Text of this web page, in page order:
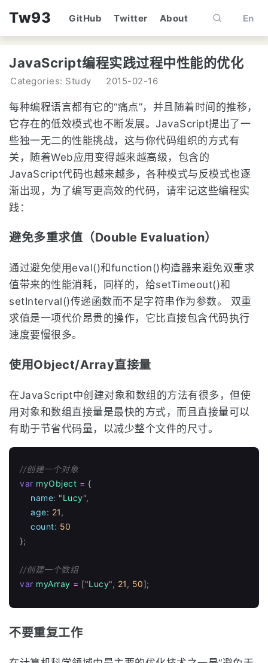
Tw93 GitHub Twitter About En
JavaScript编程实践过程中性能的优化
Categories: Study 2015-02-16
每种编程语言都有它的“痛点”，并且随着时间的推移，
它存在的低效模式也不断发展。JavaScript提出了一
些独一无二的性能挑战，这与你代码组织的方式有
关，随着Web应用变得越来越高级，包含的
JavaScript代码也越来越多，各种模式与反模式也逐
渐出现，为了编写更高效的代码，请牢记这些编程实
践：
避免多重求值（Double Evaluation）
通过避免使用eval()和function()构造器来避免双重求
值带来的性能消耗，同样的，给setTimeout()和
setInterval()传递函数而不是字符串作为参数。 双重
求值是一项代价昂贵的操作，它比直接包含代码执行
速度要慢很多。
使用Object/Array直接量
在JavaScript中创建对象和数组的方法有很多，但使
用对象和数组直接量是最快的方式，而且直接量可以
有助于节省代码量，以减少整个文件的尺寸。
//创建一个对象
var myObject = {
name: "Lucy",
age: 21,
count: 50
};
//创建一个数组
var myArray = ["Lucy", 21, 50];
不要重复工作